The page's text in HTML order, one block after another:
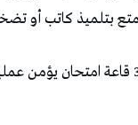
بتلميذ كاتب أو